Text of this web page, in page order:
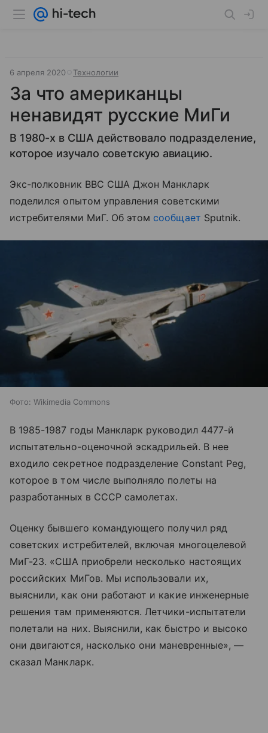
6 апреля 2020 Технологии
За что американцы
ненавидят русские МиГи
В 1980-х в США действовало подразделение,
которое изучало советскую авиацию.
Экс-полковник ВВС США Джон Манкларк
поделился опытом управления советскими
истребителями МиГ. Об этом сообщает Sputnik.
Фото: Wikimedia Commons
В 1985-1987 годы Манкларк руководил 4477-й
испытательно-оценочной эскадрильей. В нее
входило секретное подразделение Constant Peg,
которое в том числе выполняло полеты на
разработанных в СССР самолетах.
Оценку бывшего командующего получил ряд
советских истребителей, включая многоцелевой
МиГ-23. «США приобрели несколько настоящих
российских МиГов. Мы использовали их,
выяснили, как они работают и какие инженерные
решения там применяются. Летчики-испытатели
полетали на них. Выяснили, как быстро и высоко
они двигаются, насколько они маневренные», —
сказал Манкларк.